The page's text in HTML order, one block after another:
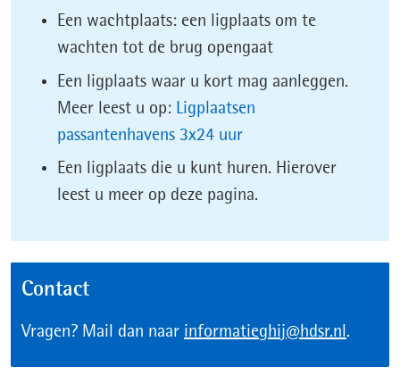
Een wachtplaats: een ligplaats om te
wachten tot de brug opengaat
Een ligplaats waar u kort mag aanleggen.
Meer leest u op: Ligplaatsen
passantenhavens 3x24 uur(opent
in
nieuw
Een ligplaats die u kunt huren. Hierover
leest u meer op deze pagina.
Contact
Vragen? Mail dan naar informatieghij@hdsr.nl.